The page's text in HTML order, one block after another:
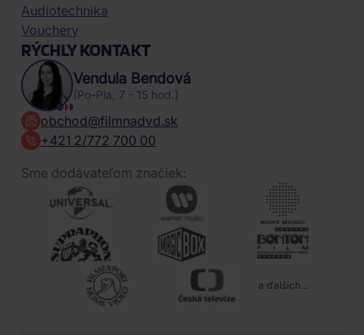
Audiotechnika
Vouchery
RÝCHLY KONTAKT
Vendula Bendová
(Po-Pia, 7 - 15 hod.)
obchod@filmnadvd.sk
+421 2/772 700 00
Sme dodávateľom značiek:
a ďalších...